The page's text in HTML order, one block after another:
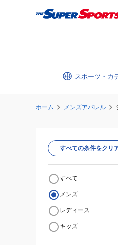
スポーツ・カ
ホーム メンズアパレル
すべての条件をクリ
すべて
メンズ
レディース
キッズ